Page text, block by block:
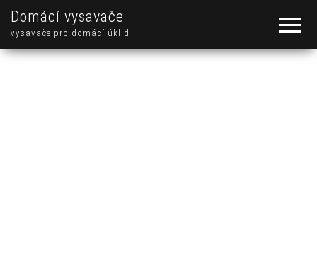
Domácí vysavače
vysavače pro domácí úklid